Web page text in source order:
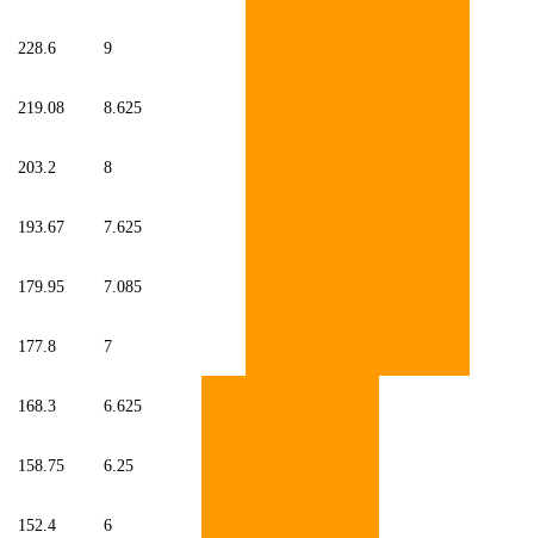
228.6 9
219.08 8.625
203.2 8
193.67 7.625
179.95 7.085
177.8 7
168.3 6.625
158.75 6.25
152.4 6